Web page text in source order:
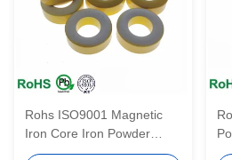
Rohs ISO9001 Magnetic
Iron Core Iron Powder
Toroidal Cores Sử dụng